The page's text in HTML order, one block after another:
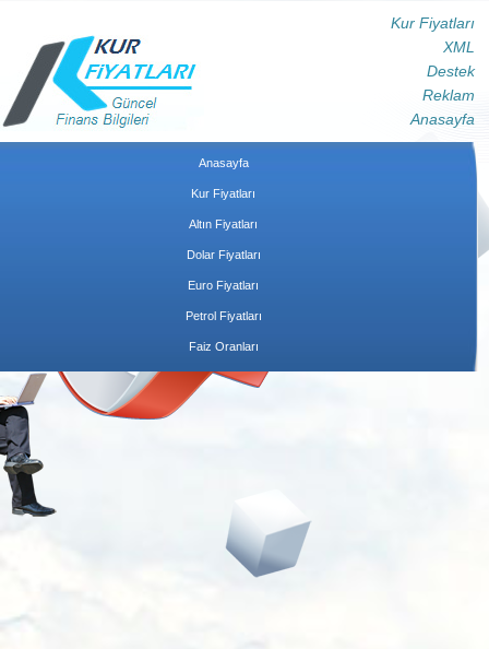
Kur Fiyatları
XML
Destek
Reklam
Anasayfa
Anasayfa
Kur Fiyatları
Altın Fiyatları
Dolar Fiyatları
Euro Fiyatları
Petrol Fiyatları
Faiz Oranları